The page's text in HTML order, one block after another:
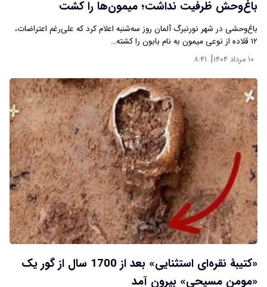
باغ‌وحش ظرفیت نداشت؛ میمون‌ها را کشت
باغ‌وحشی در شهر نورنبرگ آلمان روز سه‌شنبه اعلام کرد که علی‌رغم اعتراضات،
۱۲ قلاده از نوعی میمون به نام بابون را کشته…
۱۰ مرداد ۱۴۰۴ | ۸:۴۱
«کتیبۀ نقره‌ای استثنایی» بعد از 1700 سال از گور یک
«مومن مسیحی» بیرون آمد